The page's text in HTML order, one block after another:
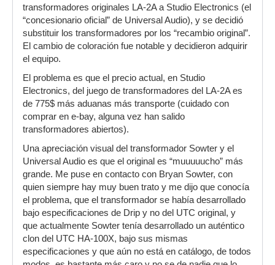
transformadores originales LA-2A a Studio Electronics (el
“concesionario oficial” de Universal Audio), y se decidió
substituir los transformadores por los “recambio original”.
El cambio de coloración fue notable y decidieron adquirir
el equipo.
El problema es que el precio actual, en Studio
Electronics, del juego de transformadores del LA-2A es
de 775$ más aduanas más transporte (cuidado con
comprar en e-bay, alguna vez han salido
transformadores abiertos).
Una apreciación visual del transformador Sowter y el
Universal Audio es que el original es “muuuuucho” más
grande. Me puse en contacto con Bryan Sowter, con
quien siempre hay muy buen trato y me dijo que conocía
el problema, que el transformador se había desarrollado
bajo especificaciones de Drip y no del UTC original, y
que actualmente Sowter tenía desarrollado un auténtico
clon del UTC HA-100X, bajo sus mismas
especificaciones y que aún no está en catálogo, de todos